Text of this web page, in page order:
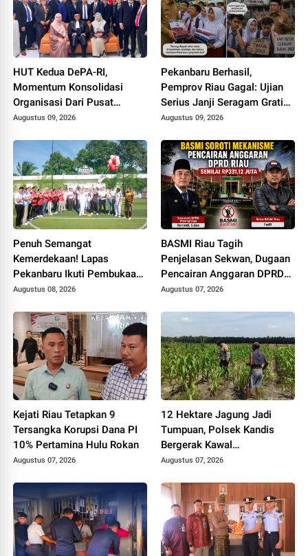
HUT Kedua DePA-RI,
Momentum Konsolidasi
Organisasi Dari Pusat
Sampai ke Daerah
Augustus 09, 2026
Pekanbaru Berhasil,
Pemprov Riau Gagal: Ujian
Serius Janji Seragam Gratis
di Bumi Lancang Kuning
Augustus 09, 2026
Penuh Semangat
Kemerdekaan! Lapas
Pekanbaru Ikuti Pembukaan
Pekan Olahraga Ditjenpas
Augustus 08, 2026
BASMI Riau Tagih
Penjelasan Sekwan, Dugaan
Pencairan Anggaran DPRD
Tanpa Prosedur Tuai
Augustus 07, 2026
Kejati Riau Tetapkan 9
Tersangka Korupsi Dana PI
10% Pertamina Hulu Rokan
Augustus 07, 2026
12 Hektare Jagung Jadi
Tumpuan, Polsek Kandis
Bergerak Kawal
Swasembada Pangan
Augustus 07, 2026